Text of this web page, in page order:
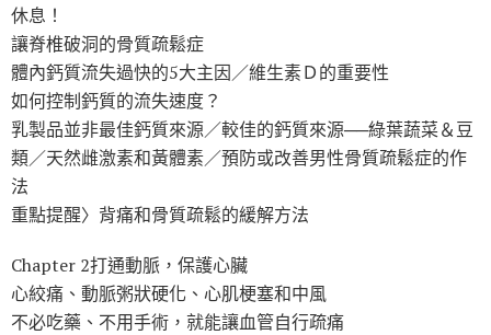
休息！
讓脊椎破洞的骨質疏鬆症
體內鈣質流失過快的5大主因／維生素Ｄ的重要性
如何控制鈣質的流失速度？
乳製品並非最佳鈣質來源／較佳的鈣質來源──綠葉蔬菜＆豆
類／天然雌激素和黃體素／預防或改善男性骨質疏鬆症的作
法
重點提醒〉背痛和骨質疏鬆的緩解方法
Chapter 2打通動脈，保護心臟
心絞痛、動脈粥狀硬化、心肌梗塞和中風
不必吃藥、不用手術，就能讓血管自行疏痛